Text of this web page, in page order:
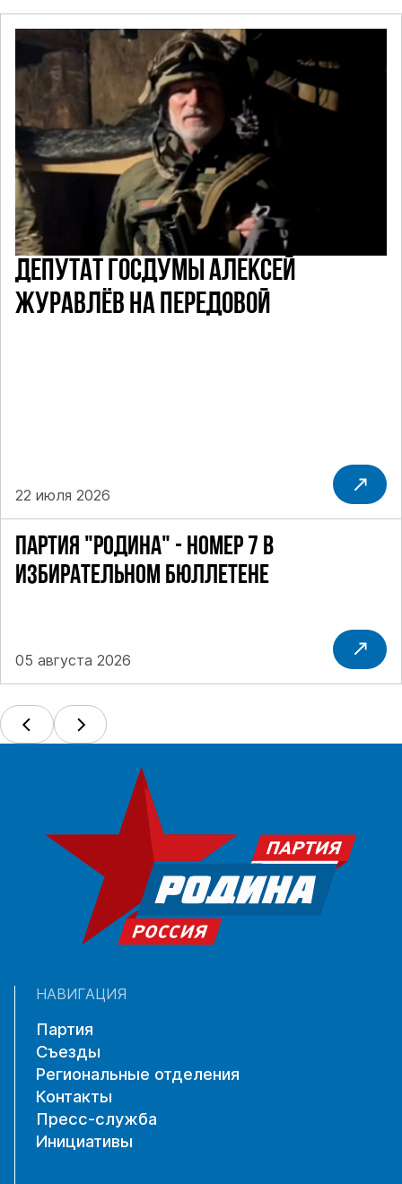
ПАРТИЯ "РОДИНА" - НОМЕР 7 В
ИЗБИРАТЕЛЬНОМ БЮЛЛЕТЕНЕ
05 августа 2026
ДЕПУТАТ ГОСДУМЫ АЛЕКСЕЙ
ЖУРАВЛЁВ НА ПЕРЕДОВОЙ
22 июля 2026
НАВИГАЦИЯ
Партия
Съезды
Региональные отделения
Контакты
Пресс-служба
Инициативы